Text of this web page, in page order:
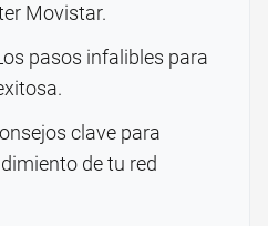
Movistar.
pasos infalibles para
clave para
de tu red